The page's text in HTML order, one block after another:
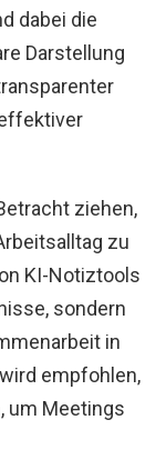
dabei die
Darstellung
ziehen,
zu
KI-Notiztools
sondern
in
empfohlen,
um Meetings